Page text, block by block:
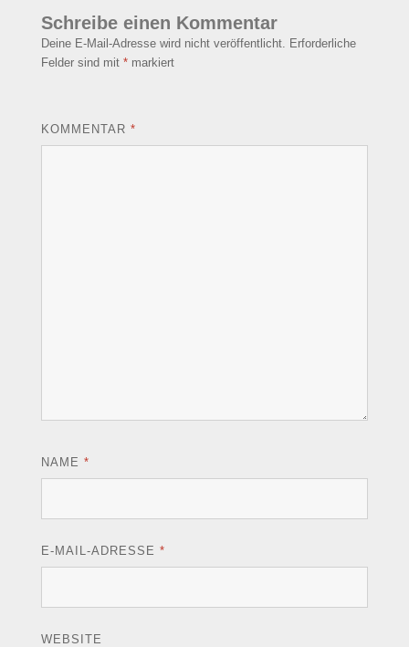
Schreibe einen Kommentar
Deine E-Mail-Adresse wird nicht veröffentlicht.
Erforderliche
Felder sind mit *markiert
KOMMENTAR *
NAME *
E-MAIL-ADRESSE *
WEBSITE